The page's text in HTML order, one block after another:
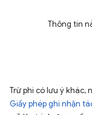
Thông tin
Trừ phi có lưu ý khác,
Giấy phép ghi nhận